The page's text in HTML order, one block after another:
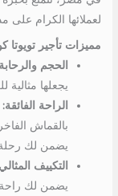
لعملائها الكرام على مدار 24
مميزات تأجير تويوتا كوستر 21 راكب من شركة
الحجم
يجعلها مثالية
الراحة الفائقة:
بالقماش
يضمن لك
التكييف
يضمن لك